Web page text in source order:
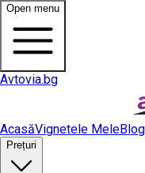
Open menu
Avtovia.bg
AcasăVignetele MeleBlog
Prețuri